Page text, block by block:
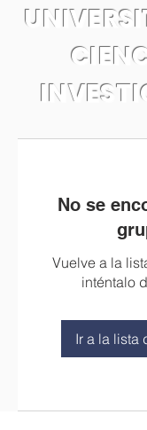
No se
Vuelve a la
inténtalo
Ir a la lista